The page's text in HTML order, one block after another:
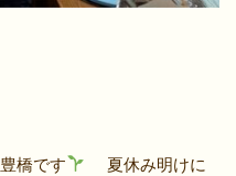
橋です
夏休み明けに